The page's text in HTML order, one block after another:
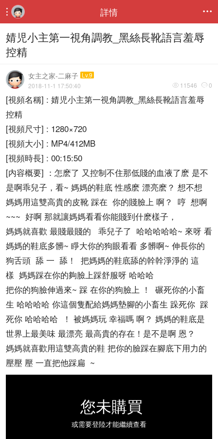
 詳情 
婧児小主第一視角調教_黑絲長靴語言羞辱
控精
女主之家-二麻子 Lv.9
 11546  0
2018-11-1 17:50:40
[視頻名稱] : 婧児小主第一視角調教_黑絲長靴語言羞辱
控精
[視頻尺寸] : 1280×720
[視頻大小] : MP4/412MB
[視頻時長] : 00:15:50
[内容概要] ：怎麽了 又控制不住那低賤的血液了麽 是不
是啊乖兒子，看~ 媽媽的鞋底 性感麽 漂亮麽？ 想不想
媽媽用這雙高貴的皮靴 踩在 你的賤臉上 啊？ 哼 想啊
~~~ 好啊 那就讓媽媽看看你能賤到什麽樣子，
媽媽就喜歡 最賤最賤的 乖兒子了 哈哈哈哈哈~ 來呀 看
媽媽的鞋底多髒~ 睜大你的狗眼看看 多髒啊~ 伸長你的
狗舌頭 舔 一 舔！ 把媽媽的鞋底舔的幹幹淨淨的 這
樣 媽媽踩在你的夠臉上踩舒服呀 哈哈哈
把你的狗臉伸過來~ 踩 在你的狗臉上 ！ 碾死你的小畜
生 哈哈哈哈 你這個隻配給媽媽墊腳的小畜生 跺死你 踩
死你 哈哈哈哈 ！ 被媽媽玩 幸福嗎 啊？ 媽媽的鞋底是
世界上最美味 最漂亮 最高貴的存在！是不是啊 恩？
媽媽就喜歡用這雙高貴的鞋 把你的臉踩在腳底下用力的
壓壓 壓 一直把他踩扁 ~
您未購買
或需要登陸才能繼續查看